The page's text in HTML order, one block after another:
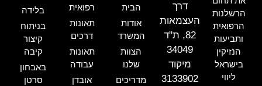
הרשלנות
הרפואית
ותביעות
הנזיקין
בישראל
ליווי
הבית
אודות
המשרד
הצוות
שלנו
מדריכים
רפואית
תאונות
דרכים
תאונות
עבודה
אובדן
בלידה
בניתוח
קיצור
קיבה
באבחון
סרטן
דרך
העצמאות
82, ת"ד
34049
מיקוד
3133902